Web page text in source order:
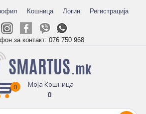
Кошница Логин Регистрација
за контакт: 076 750 968
Моја Кошница
0
0